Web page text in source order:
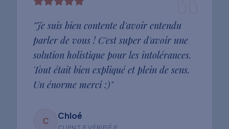
"Je suis bien contente d'avoir entendu
parler de vous ! C'est super d'avoir une
solution holistique pour les intolérances.
Tout était bien expliqué et plein de sens.
Un énorme merci :)"
C Chloé